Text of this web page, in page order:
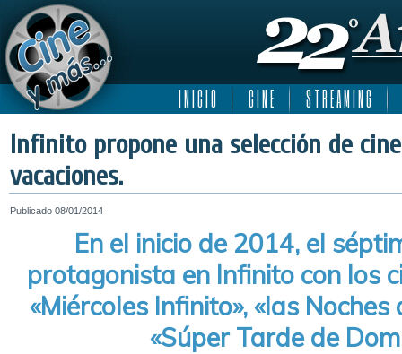
I N I C I O C I N E S T R E A M I N G
Infinito propone una selección de
vacaciones.
Publicado 08/01/2014
En el inicio de 2014, el
protagonista en Infinito con los
«Miércoles Infinito», «las
«Súper Tarde de